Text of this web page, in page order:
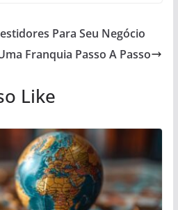
Para Seu Negócio
Franquia Passo A Passo
Like